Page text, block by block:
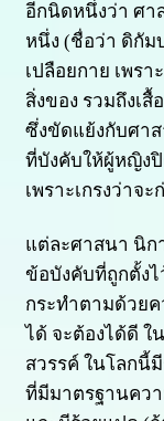
อีกนิดหนึ่งว่า ศา
หนึ่ง (ชื่อว่า ดิกัม
เปลือยกาย เพรา
สิ่งของ รวมถึงเสื้
ซึ่งขัดแย้งกับศา
ที่บังคับให้ผู้หญิง
เพราะเกรงว่าจะ
แต่ละศาสนา นิก
ข้อบังคับที่ถูกตั้ง
กระทำตามด้วย
ได้ จะต้องได้ดี ใ
สวรรค์ ในโลกนี้
ที่มีมาตรฐานคว